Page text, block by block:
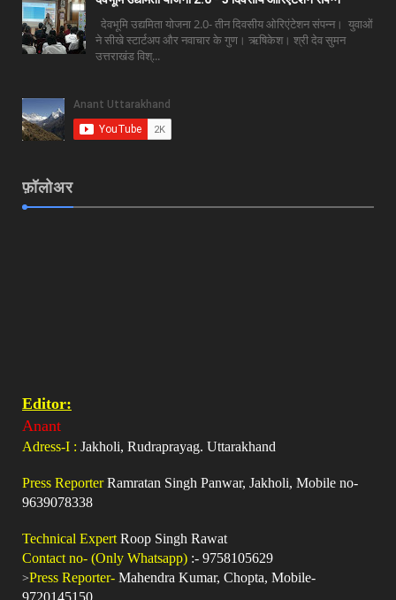
देवभूमि उद्यमिता योजना 2.0- तीन दिवसीय ओरिएंटेशन संपन्न। युवाओं
ने सीखे स्टार्टअप और नवाचार के गुण। ऋषिकेश। श्री देव सुमन
उत्तराखंड विश्...
फ़ॉलोअर
Editor:
Anant
Adress-I : Jakholi, Rudraprayag. Uttarakhand
Press ReporterRamratan Singh Panwar, Jakholi, Mobile no-
9639078338
Technical Expert Roop Singh Rawat
Contact no- (Only Whatsapp) :- 9758105629
>Press Reporter- Mahendra Kumar, Chopta, Mobile-